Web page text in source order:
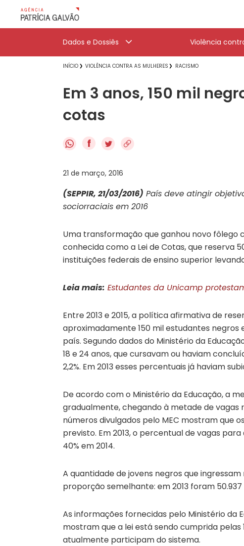
Dados e Dossiês Violência
INÍCIO VIOLÊNCIA CONTRA AS MULHERES RACISMO
Em 3 anos, 150 mil
cotas
f
21 de março, 2016
(SEPPIR, 21/03/2016) País deve atingir
sociorraciais em 2016
Uma transformação que ganhou novo fôlego
conhecida como a Lei de Cotas, que reserva
instituições federais de ensino superior
Leia mais: Estudantes da Unicamp
Entre 2013 e 2015, a política afirmativa de
aproximadamente 150 mil estudantes negros
país. Segundo dados do Ministério da
18 e 24 anos, que cursavam ou haviam
2,2%. Em 2013 esses percentuais já haviam
De acordo com o Ministério da Educação, a
gradualmente, chegando à metade de vagas
números divulgados pelo MEC mostram que
previsto. Em 2013, o percentual de vagas
40% em 2014.
A quantidade de jovens negros que
proporção semelhante: em 2013 foram
As informações fornecidas pelo Ministério da
mostram que a lei está sendo cumprida pelas
atualmente participam do sistema.